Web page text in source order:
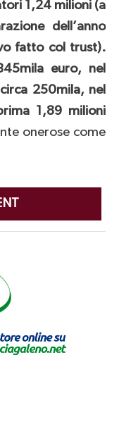
1,24 milioni (a
dell’anno
fatto col trust).
euro, nel
250mila, nel
1,89 milioni
onerose come